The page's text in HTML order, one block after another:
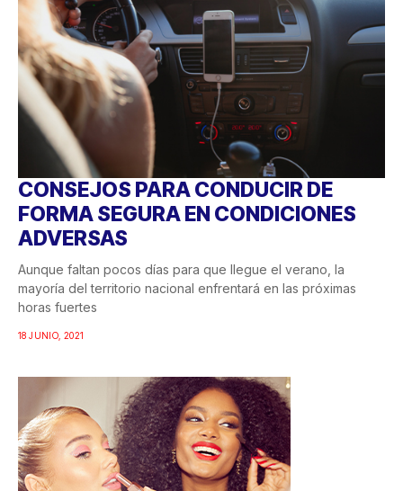
CONSEJOS PARA CONDUCIR DE
FORMA SEGURA EN CONDICIONES
ADVERSAS
Aunque faltan pocos días para que llegue el verano, la
mayoría del territorio nacional enfrentará en las próximas
horas fuertes
18 JUNIO, 2021